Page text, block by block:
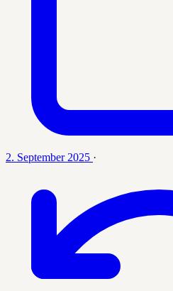
2. September 2025 ·